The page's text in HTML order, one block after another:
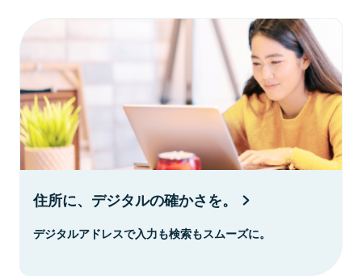
住所に、デジタルの確かさを。
デジタルアドレスで入力も検索もスムーズに。